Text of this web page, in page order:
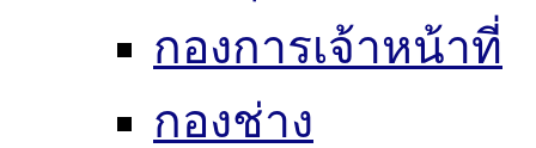
กองการเจ้าหน้าที่
กองช่าง